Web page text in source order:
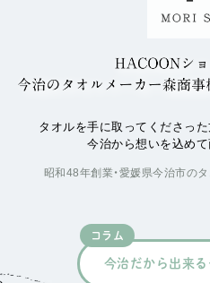
タオルを手に取ってくださっ
今治から想いを込めて
昭和48年創業・愛媛県今治市の
コラム
今治だから出来る